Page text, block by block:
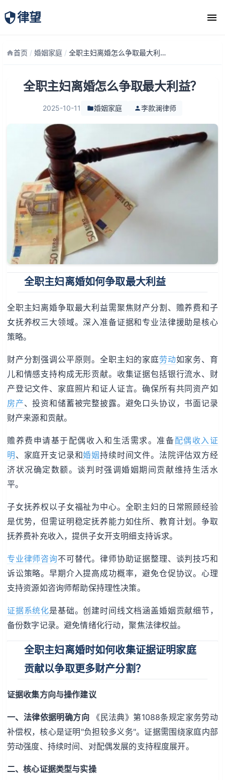
律望
律师团队
首页 / 婚姻家庭 / 全职主妇离婚怎么争取最大利益？
全职主妇离婚怎么争取最大利益？
2025-10-11 婚姻家庭 李款澜律师
全职主妇离婚如何争取最大利益
全职主妇离婚争取最大利益需聚焦财产分割、赡养费和子
女抚养权三大领域。深入准备证据和专业法律援助是核心
策略。
财产分割强调公平原则。全职主妇的家庭劳动如家务、育
儿和情感支持构成无形贡献。收集证据包括银行流水、财
产登记文件、家庭照片和证人证言。确保所有共同资产如
房产、投资和储蓄被完整披露。避免口头协议，书面记录
财产来源和贡献。
赡养费申请基于配偶收入和生活需求。准备配偶收入证
明、家庭开支记录和婚姻持续时间文件。法院评估双方经
济状况确定数额。谈判时强调婚姻期间贡献维持生活水
平。
子女抚养权以子女福祉为中心。全职主妇的日常照顾经验
是优势，但需证明稳定抚养能力如住所、教育计划。争取
抚养费补充收入，提供子女开支明细支持诉求。
专业律师咨询不可替代。律师协助证据整理、谈判技巧和
诉讼策略。早期介入提高成功概率，避免仓促协议。心理
支持资源如咨询师帮助保持理性决策。
证据系统化是基础。创建时间线文档涵盖婚姻贡献细节，
备份数字记录。避免情绪化行动，聚焦法律权益。
全职主妇离婚时如何收集证据证明家庭
贡献以争取更多财产分割？
证据收集方向与操作建议
一、法律依据明确方向《民法典》第1088条规定家务劳动
补偿权，核心是证明"负担较多义务"。证据需围绕家庭内部
劳动强度、持续时间、对配偶发展的支持程度展开。
二、核心证据类型与实操